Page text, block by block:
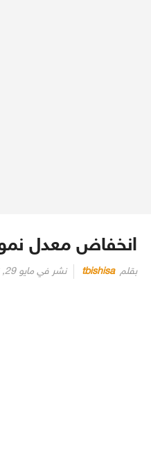
انخفاض معدل نمو
بقلم tbishisa نشر في مايو 29, 2026